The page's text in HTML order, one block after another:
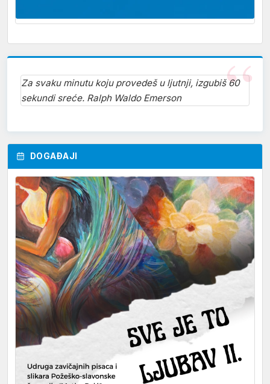
Za svaku minutu koju provedeš u ljutnji, izgubiš 60
sekundi sreće. Ralph Waldo Emerson
DOGAĐAJI